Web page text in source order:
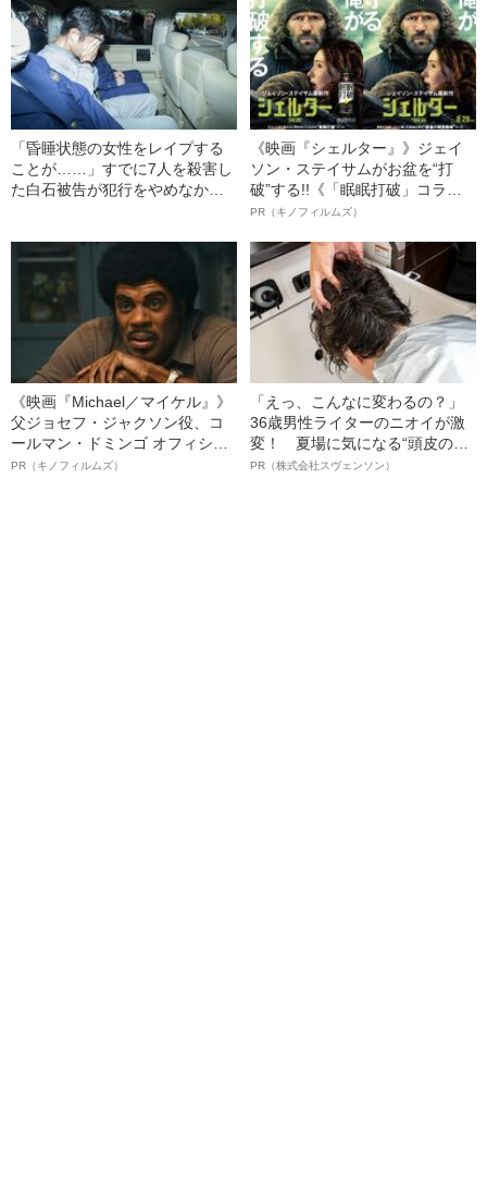
「昏睡状態の女性をレイプする
ことが……」すでに7人を殺害し
た白石被告が犯行をやめなかっ
《映画『シェルター』》ジェイ
ソン・ステイサムがお盆を“打
破”する!!《「眠眠打破」コラ
ボ》
PR（キノフィルムズ）
《映画『Michael／マイケル』》
父ジョセフ・ジャクソン役、コ
ールマン・ドミンゴ オフィシャ
ルインタビュー“観客を魅了した
PR（キノフィルムズ）
「えっ、こんなに変わるの？」
36歳男性ライターのニオイが激
変！ 夏場に気になる“頭皮のニ
オイ”や“ベタつき”を解消す
PR（株式会社スヴェンソン）